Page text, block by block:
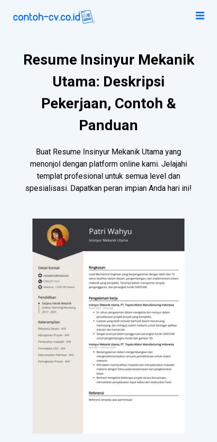
Resume Insinyur Mekanik
Utama: Deskripsi
Pekerjaan, Contoh &
Panduan
Buat Resume Insinyur Mekanik Utama yang
menonjol dengan platform online kami. Jelajahi
templat profesional untuk semua level dan
spesialisasi. Dapatkan peran impian Anda hari ini!